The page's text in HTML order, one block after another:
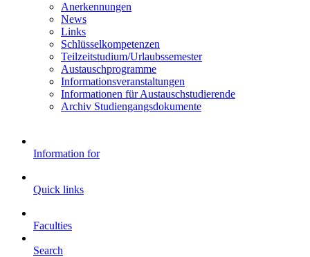
Anerkennungen
News
Links
Schlüsselkompetenzen
Teilzeitstudium/Urlaubssemester
Austauschprogramme
Informationsveranstaltungen
Informationen für Austauschstudierende
Archiv Studiengangsdokumente
Information for
Quick links
Faculties
Search